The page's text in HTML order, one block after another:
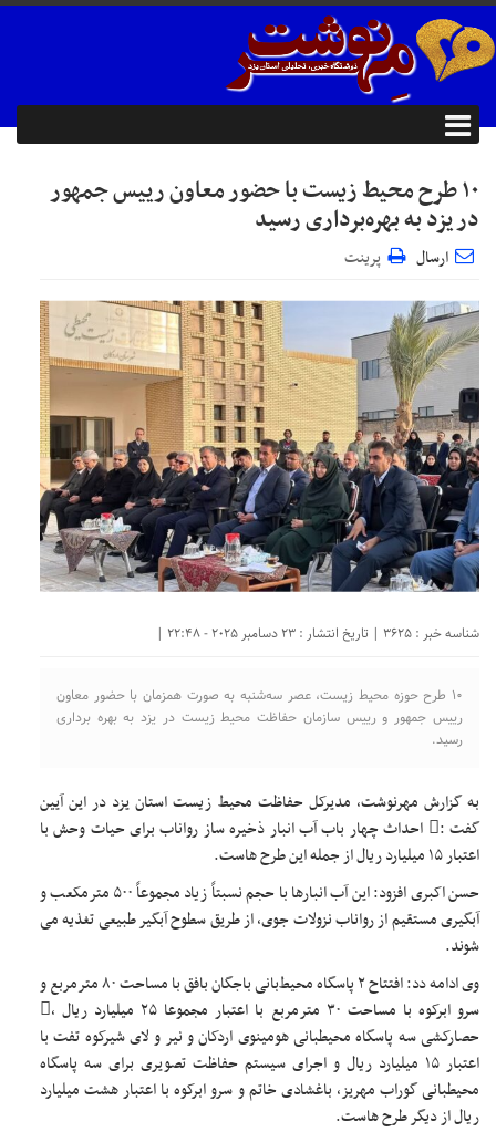
۱۰ طرح محیط زیست با حضور معاون رییس جمهور
در یزد به بهره‌برداری رسید
ارسال پرینت
شناسه خبر : 3625 | تاریخ انتشار : 23 دسامبر 2025 - 22:48 |
۱۰ طرح حوزه محیط زیست، عصر سه‌شنبه به صورت همزمان با حضور معاون
رییس جمهور و رییس سازمان حفاظت محیط زیست در یزد به بهره برداری
رسید.
به گزارش مهرنوشت، مدیرکل حفاظت محیط زیست استان یزد در این آیین
گفت : احداث چهار باب آب انبار ذخیره ساز رواناب برای حیات وحش با
اعتبار ۱۵ میلیارد ریال از جمله این طرح هاست.
حسن اکبری افزود: این آب انبارها با حجم نسبتاً زیاد مجموعاً ۵۰۰ مترمکعب و
آبگیری مستقیم از رواناب نزولات جوی، از طریق سطوح آبگیر طبیعی تغذیه می
شوند.
وی ادامه دد: افتتاح ۲ پاسگاه محیط‌بانی باجگان بافق با مساحت ۸۰ مترمربع و
سرو ابرکوه با مساحت ۳۰ مترمربع با اعتبار مجموعا ۲۵ میلیارد ریال ،
حصارکشی سه پاسگاه محیطبانی هومینوی اردکان و نیر و لای شیرکوه تفت با
اعتبار ۱۵ میلیارد ریال و اجرای سیستم حفاظت تصویری برای سه پاسگاه
محیطبانی گوراب مهریز، باغشادی خاتم و سرو ابرکوه با اعتبار هشت میلیارد
ریال از دیگر طرح هاست.